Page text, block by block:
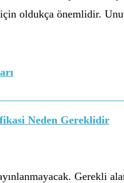
için oldukça önemlidir.
Neden Gereklidir
Gerekli